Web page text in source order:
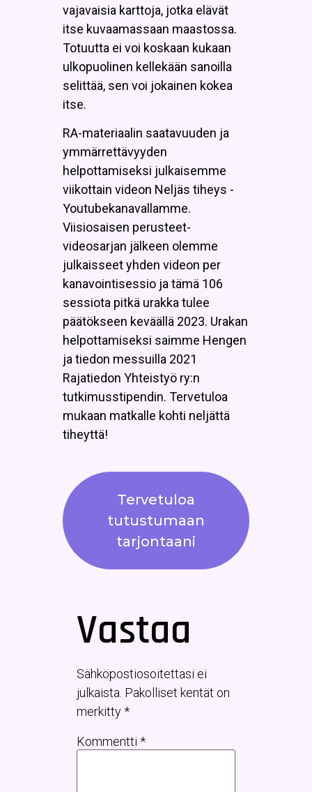
vajavaisia karttoja, jotka elävät
itse kuvaamassaan maastossa.
Totuutta ei voi koskaan kukaan
ulkopuolinen kellekään sanoilla
selittää, sen voi jokainen kokea
itse.
RA-materiaalin saatavuuden ja
ymmärrettävyyden
helpottamiseksi julkaisemme
viikottain videon Neljäs tiheys -
Youtubekanavallamme.
Viisiosaisen perusteet-
videosarjan jälkeen olemme
julkaisseet yhden videon per
kanavointisessio ja tämä 106
sessiota pitkä urakka tulee
päätökseen keväällä 2023. Urakan
helpottamiseksi saimme Hengen
ja tiedon messuilla 2021
Rajatiedon Yhteistyö ry:n
tutkimusstipendin. Tervetuloa
mukaan matkalle kohti neljättä
tiheyttä!
Tervetuloa
tutustumaan
tarjontaani
Vastaa
Sähköpostiosoitettasi ei
julkaista. Pakolliset kentät on
merkitty*
Kommentti *